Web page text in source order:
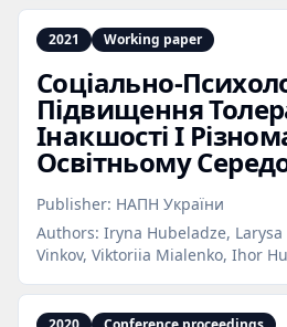
2021 Working paper
Підвищення
Інакшості І
Освітньому
Publisher: НАПН України
Authors: Iryna Hubeladze,
Vinkov, Viktoriia Mialenko, Ihor